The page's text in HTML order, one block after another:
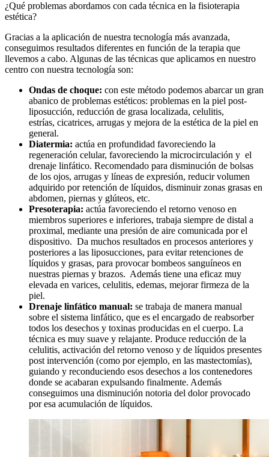
¿Qué problemas abordamos con cada técnica en la fisioterapia
estética?
Gracias a la aplicación de nuestra tecnología más avanzada,
conseguimos resultados diferentes en función de la terapia que
llevemos a cabo. Algunas de las técnicas que aplicamos en nuestro
centro con nuestra tecnología son:
Ondas de choque: con este método podemos abarcar un gran
abanico de problemas estéticos: problemas en la piel post-
liposucción, reducción de grasa localizada, celulitis,
estrías, cicatrices, arrugas y mejora de la estética de la piel en
general.
Diatermia: actúa en profundidad favoreciendo la
regeneración celular, favoreciendo la microcirculación y el
drenaje linfático. Recomendado para disminución de bolsas
de los ojos, arrugas y líneas de expresión, reducir volumen
adquirido por retención de líquidos, disminuir zonas grasas en
abdomen, piernas y glúteos, etc.
Presoterapia: actúa favoreciendo el retorno venoso en
miembros superiores e inferiores, trabaja siempre de distal a
proximal, mediante una presión de aire comunicada por el
dispositivo. Da muchos resultados en procesos anteriores y
posteriores a las liposucciones, para evitar retenciones de
líquidos y grasas, para provocar bombeos sanguíneos en
nuestras piernas y brazos. Además tiene una eficaz muy
elevada en varices, celulitis, edemas, mejorar firmeza de la
piel.
Drenaje linfático manual: se trabaja de manera manual
sobre el sistema linfático, que es el encargado de reabsorber
todos los desechos y toxinas producidas en el cuerpo. La
técnica es muy suave y relajante. Produce reducción de la
celulitis, activación del retorno venoso y de líquidos presentes
post intervención (como por ejemplo, en las mastectomías),
guiando y reconduciendo esos desechos a los contenedores
donde se acabaran expulsando finalmente. Además
conseguimos una disminución notoria del dolor provocado
por esa acumulación de líquidos.